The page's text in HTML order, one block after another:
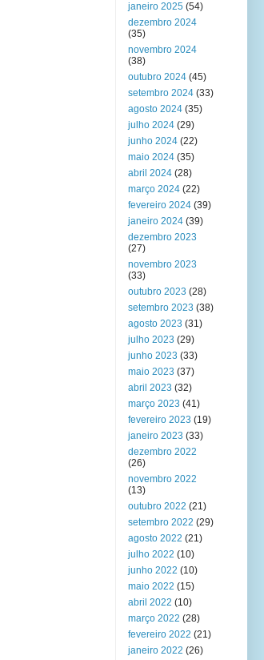
janeiro 2025 (54)
dezembro 2024
(35)
novembro 2024
(38)
outubro 2024 (45)
setembro 2024 (33)
agosto 2024 (35)
julho 2024 (29)
junho 2024 (22)
maio 2024 (35)
abril 2024 (28)
março 2024 (22)
fevereiro 2024 (39)
janeiro 2024 (39)
dezembro 2023
(27)
novembro 2023
(33)
outubro 2023 (28)
setembro 2023 (38)
agosto 2023 (31)
julho 2023 (29)
junho 2023 (33)
maio 2023 (37)
abril 2023 (32)
março 2023 (41)
fevereiro 2023 (19)
janeiro 2023 (33)
dezembro 2022
(26)
novembro 2022
(13)
outubro 2022 (21)
setembro 2022 (29)
agosto 2022 (21)
julho 2022 (10)
junho 2022 (10)
maio 2022 (15)
abril 2022 (10)
março 2022 (28)
fevereiro 2022 (21)
janeiro 2022 (26)